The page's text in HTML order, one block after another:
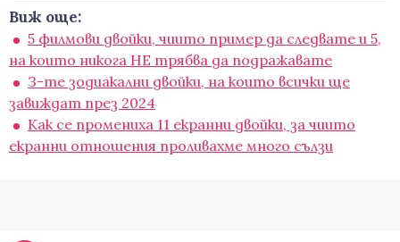
Виж още:
5 филмови двойки, чиито пример да следвате и 5,
на които никога НЕ трябва да подражавате
З-те зодиакални двойки, на които всички ще
завиждат през 2024
Как се промениха 11 екранни двойки, за чиито
екранни отношения проливахме много сълзи